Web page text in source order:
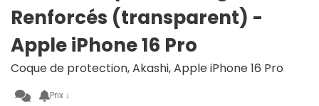
Renforcés (transparent) -
Apple iPhone 16 Pro
Coque de protection, Akashi, Apple iPhone 16 Pro
Prix ↓